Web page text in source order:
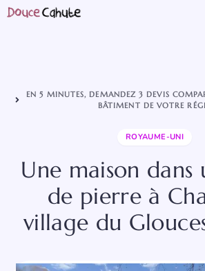
Aller
EN 5 MINUTES, DEMANDEZ 3 DEVIS
BÂTIMENT DE VOTRE
ROYAUME-UNI
Une maison
de pierre à
village du